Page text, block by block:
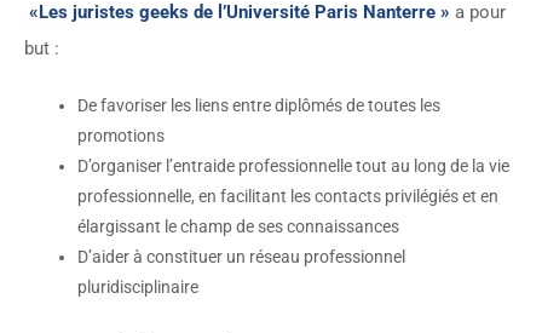
«Les juristes geeks de l’Université Paris Nanterre » a pour
but :
De favoriser les liens entre diplômés de toutes les
promotions
D’organiser l’entraide professionnelle tout au long de la vie
professionnelle, en facilitant les contacts privilégiés et en
élargissant le champ de ses connaissances
D’aider à constituer un réseau professionnel
pluridisciplinaire